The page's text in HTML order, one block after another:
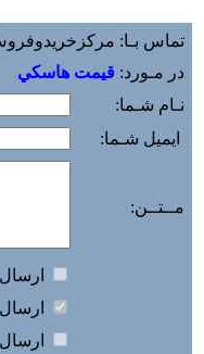
تماس بـا:
در مـورد: قيمت هاسکي
نـام شـما:
ایمیل شـما:
مــتــن: